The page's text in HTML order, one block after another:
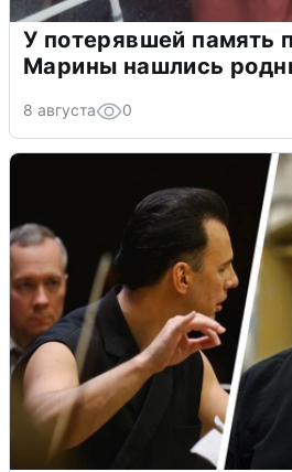
У потерявшей память
Марины нашлись
8 августа 0